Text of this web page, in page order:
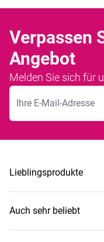
Verpassen
Angebot
Melden Sie sich für
E-Mailadresse
Lieblingsprodukte
Auch sehr beliebt